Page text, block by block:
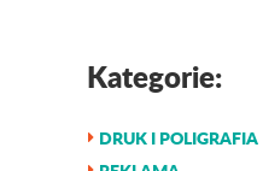
Kategorie:
DRUK I POLIGRAFIA